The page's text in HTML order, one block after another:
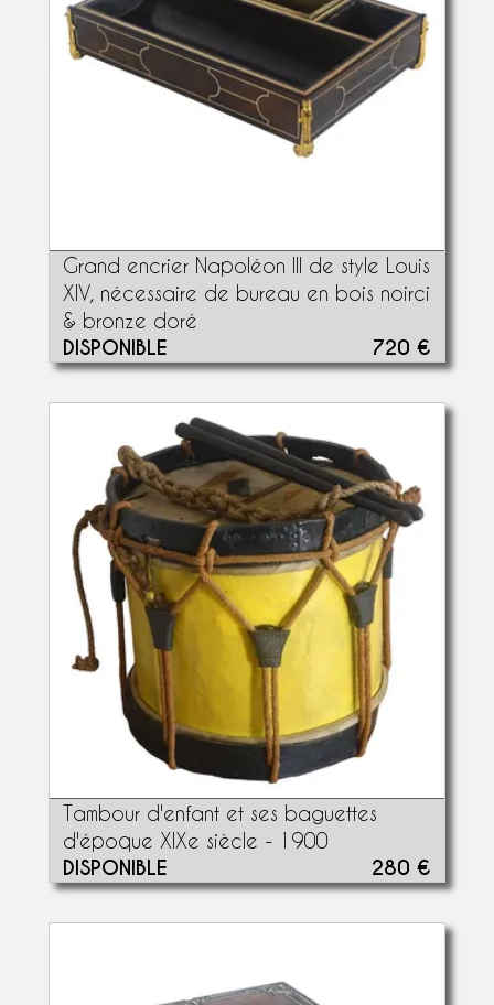
Grand encrier Napoléon III de style Louis
XIV, nécessaire de bureau en bois noirci
& bronze doré
DISPONIBLE 720 €
Tambour d'enfant et ses baguettes
d'époque XIXe siècle - 1900
DISPONIBLE 280 €